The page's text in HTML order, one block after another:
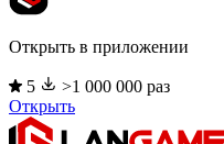
Открыть в приложении
5
>1 000 000 раз
Открыть